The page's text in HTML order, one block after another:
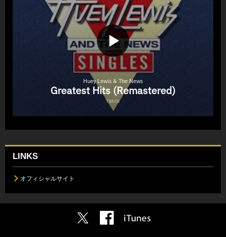
LINKS
オフィシャルサイト